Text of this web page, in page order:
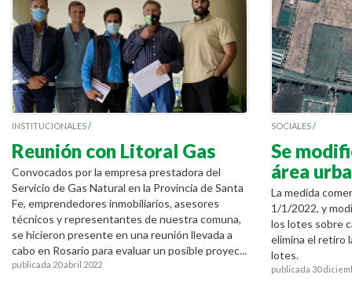
INSTITUCIONALES/
Reunión con Litoral Gas
Convocados por la empresa prestadora del
Servicio de Gas Natural en la Provincia de Santa
Fe, emprendedores inmobiliarios, asesores
técnicos y representantes de nuestra comuna,
se hicieron presente en una reunión llevada a
cabo en Rosario para evaluar un posible proyec...
publicada 20 abril 2022
SOCIALES/
Se
área
La medida
1/1/2022, y
los lotes sobre
elimina el retiro
lotes.
publicada 30